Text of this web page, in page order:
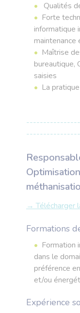
Qualités
Forte
informatique
maintenance
Maîtrise
bureautique,
saisies
La
→ Télécharger
Formations
Formation
dans le
préférence
et/ou
Expérience